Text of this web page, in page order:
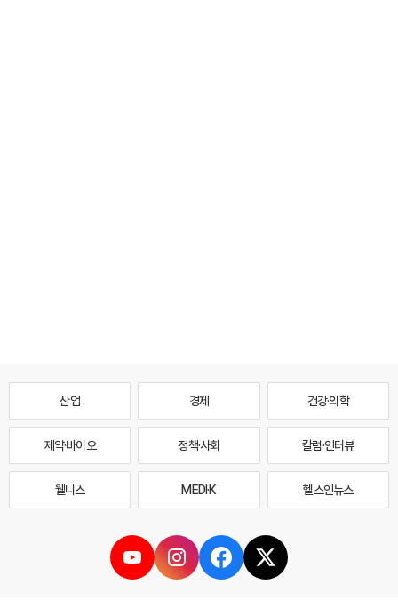
산업 경제 건강·의학
제약·바이오 정책·사회 칼럼·인터뷰
웰니스 MEDI·K 헬스인뉴스